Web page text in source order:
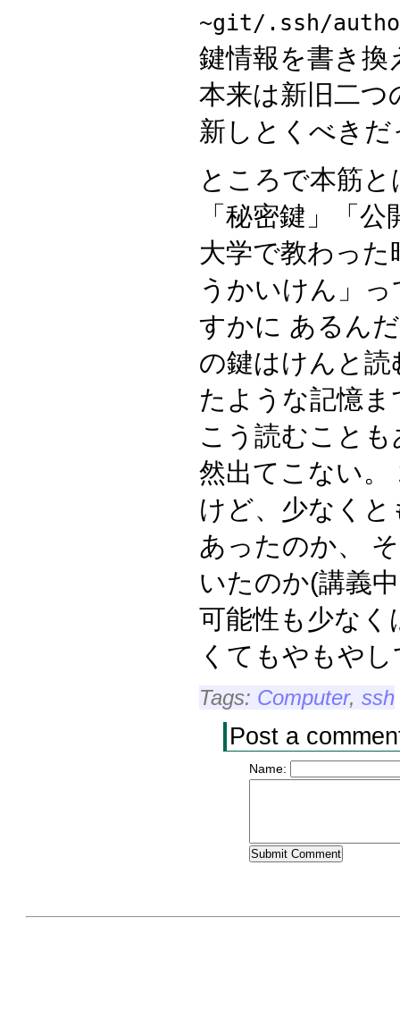
~git/.ssh/
鍵情報を書き
本来は新旧二つ
新しとくべきだ
ところで本筋
「秘密鍵」「
大学で教わっ
うかいけん」
すかに あるん
の鍵はけんと
たような記憶
こう読むこと
然出てこない。
けど、少なく
あったのか、
いたのか(講義
可能性も少な
くてもやもや
Tags: Computer, ssh
Post a
Name: